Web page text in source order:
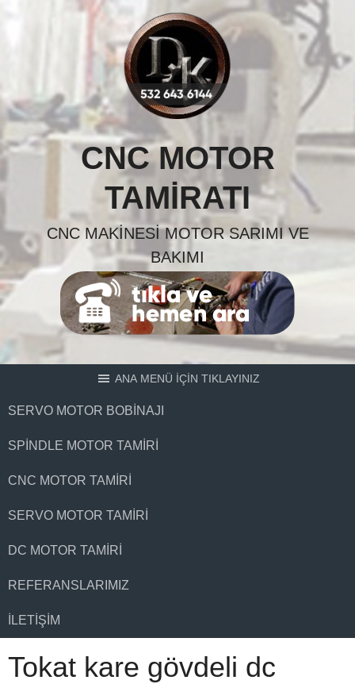
CNC MOTOR
TAMIRATI
CNC MAKINESI MOTOR SARIMI VE
BAKIMI
ANA MENÜ İÇİN TIKLAYINIZ
SERVO MOTOR BOBINAJI
SPINDLE MOTOR TAMIRI
CNC MOTOR TAMIRI
SERVO MOTOR TAMIRI
DC MOTOR TAMIRI
REFERANSLARIMIZ
İLETIŞIM
Tokat kare gövdeli dc